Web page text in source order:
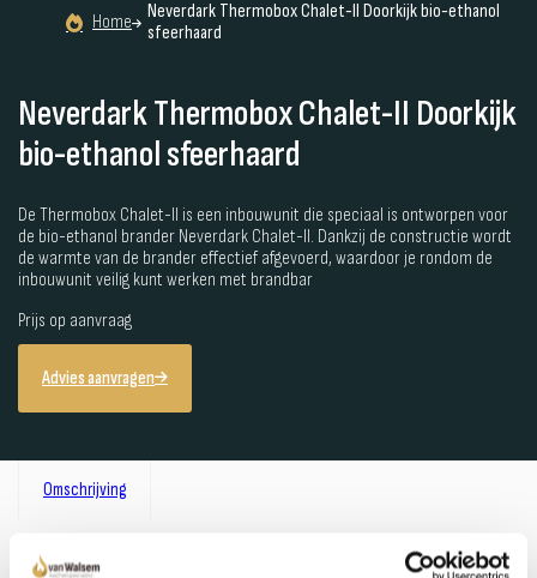
Home
Neverdark Thermobox Chalet-II Doorkijk bio-ethanol
sfeerhaard
Neverdark Thermobox Chalet-II Doorkijk
bio-ethanol sfeerhaard
De Thermobox Chalet-II is een inbouwunit die speciaal is ontworpen voor
de bio-ethanol brander Neverdark Chalet-II. Dankzij de constructie wordt
de warmte van de brander effectief afgevoerd, waardoor je rondom de
inbouwunit veilig kunt werken met brandbar
Prijs op aanvraag
Advies aanvragen
Omschrijving
Omschrijving: